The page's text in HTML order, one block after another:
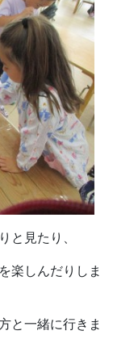
と見たり、
楽しんだりしま
と一緒に行きま